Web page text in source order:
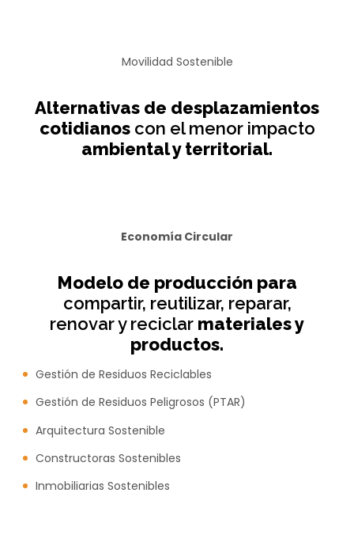
Movilidad Sostenible
Alternativas de desplazamientos
cotidianos con el menor impacto
ambiental y territorial.
Economía Circular
Modelo de producción para
compartir, reutilizar, reparar,
renovar y reciclar materiales y
productos.
Gestión de Residuos Reciclables
Gestión de Residuos Peligrosos (PTAR)
Arquitectura Sostenible
Constructoras Sostenibles
Inmobiliarias Sostenibles